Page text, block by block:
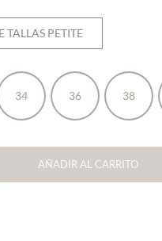
TALLAS PETITE
34 36 38
AÑADIR AL CARRITO